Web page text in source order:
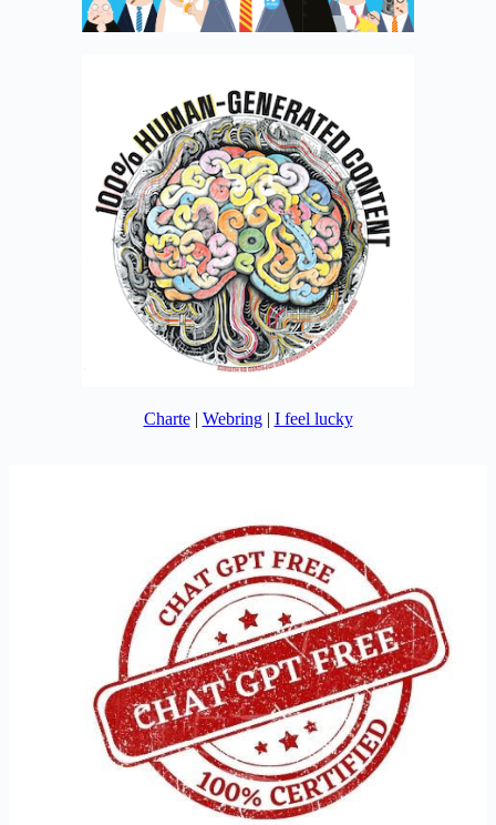
Charte| Webring| I feel lucky